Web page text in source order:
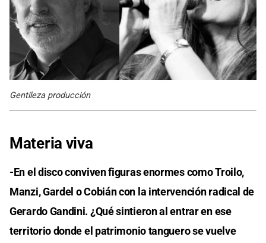
Gentileza producción
Materia viva
-En el disco conviven figuras enormes como Troilo,
Manzi, Gardel o Cobián con la intervención radical de
Gerardo Gandini. ¿Qué sintieron al entrar en ese
territorio donde el patrimonio tanguero se vuelve